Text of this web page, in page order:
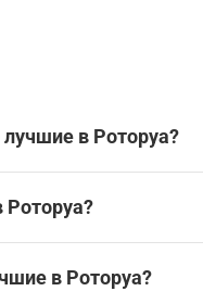
в Роторуа?
Роторуа?
в Роторуа?